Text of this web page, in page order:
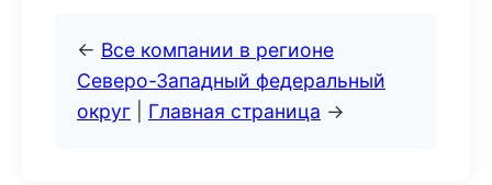
← Все компании в регионе
Северо-Западный федеральный
округ
Главная страница →